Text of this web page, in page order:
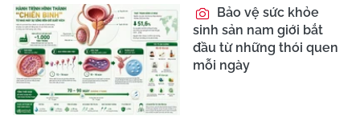
Bảo vệ sức khỏe
sinh sản nam giới bắt
đầu từ những thói quen
mỗi ngày